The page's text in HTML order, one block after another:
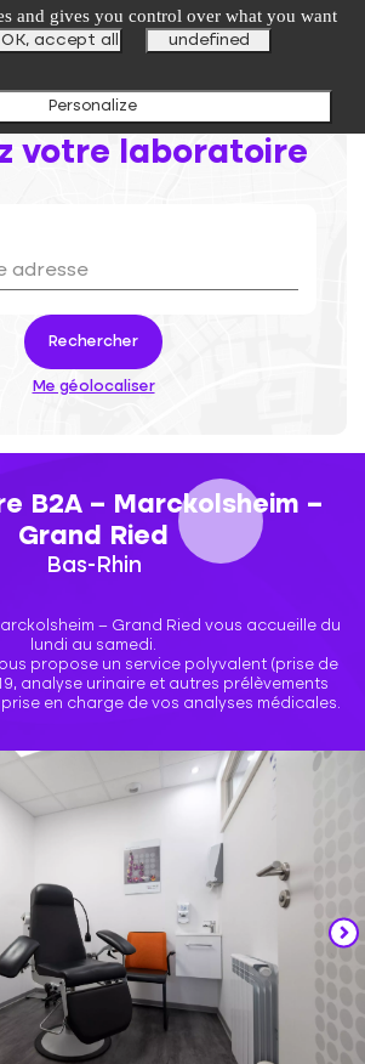
votre laboratoire
Rechercher
Me géolocaliser
B2A – Marckolsheim –
Grand Ried
Bas-Rhin
– Grand Ried vous accueille du
lundi au samedi.
propose un service polyvalent (prise de
analyse urinaire et autres prélèvements
en charge de vos analyses médicales.
and gives you control over what you want
OK, accept all undefined
Personalize